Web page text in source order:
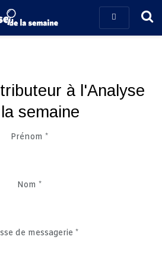
à l'Analyse
semaine
Prénom *
Nom *
de messagerie *